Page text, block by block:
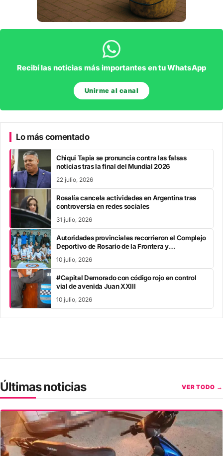
Recibí las noticias más importantes en tu WhatsApp
Unirme al canal
Lo más comentado
Chiqui Tapia se pronuncia contra las falsas
noticias tras la final del Mundial 2026
22 julio, 2026
Rosalía cancela actividades en Argentina tras
controversia en redes sociales
31 julio, 2026
Autoridades provinciales recorrieron el Complejo
Deportivo de Rosario de la Frontera y
10 julio, 2026
#Capital Demorado con código rojo en control
vial de avenida Juan XXIII
10 julio, 2026
Últimas noticias VER TODO →